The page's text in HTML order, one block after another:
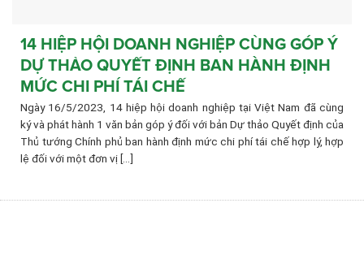
14 HIỆP HỘI DOANH NGHIỆP CÙNG GÓP Ý
DỰ THẢO QUYẾT ĐỊNH BAN HÀNH ĐỊNH
MỨC CHI PHÍ TÁI CHẾ
Ngày 16/5/2023, 14 hiệp hội doanh nghiệp tại Việt Nam đã cùng
ký và phát hành 1 văn bản góp ý đối với bản Dự thảo Quyết định của
Thủ tướng Chính phủ ban hành định mức chi phí tái chế hợp lý, hợp
lệ đối với một đơn vị [...]